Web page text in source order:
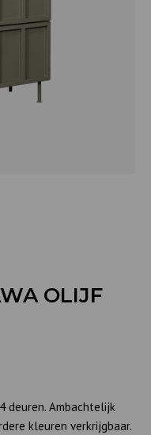
OLIJF
deuren. Ambachtelijk
kleuren verkrijgbaar.